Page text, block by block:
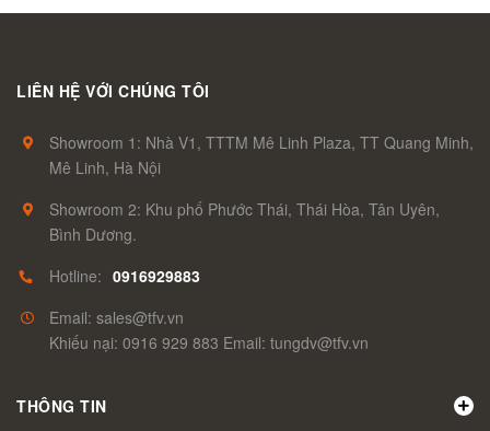
LIÊN HỆ VỚI CHÚNG TÔI
Showroom 1: Nhà V1, TTTM Mê Linh Plaza, TT Quang Minh,
Mê Linh, Hà Nội
Showroom 2: Khu phố Phước Thái, Thái Hòa, Tân Uyên,
Bình Dương.
Hotline: 0916929883
Email: sales@tfv.vn
Khiếu nại: 0916 929 883 Email: tungdv@tfv.vn
THÔNG TIN